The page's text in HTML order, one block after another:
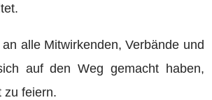
alle Mitwirkenden, Verbände und
auf den Weg gemacht haben,
zu feiern.